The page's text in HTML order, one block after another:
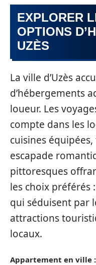
EXPLORER
OPTIONS
UZÈS
La ville d’Uzès
d’hébergements
loueur. Les
compte dans les
cuisines
escapade
pittoresques
les choix préférés
qui séduisent par
attractions
locaux.
Appartement en ville :